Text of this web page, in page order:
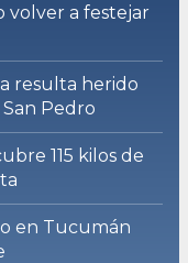
volver a festejar
resulta herido
Pedro
115 kilos de
en Tucumán